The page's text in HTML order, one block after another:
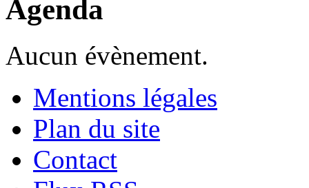
Agenda
Aucun évènement.
Mentions légales
Plan du site
Contact